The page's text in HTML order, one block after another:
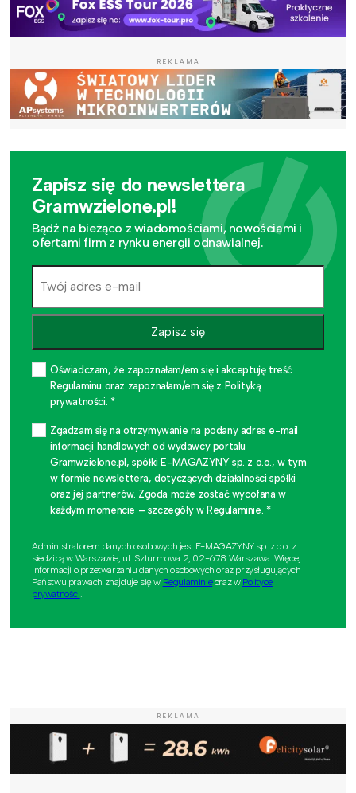
REKLAMA
Zapisz się do newslettera
Gramwzielone.pl!
Bądź na bieżąco z wiadomościami, nowościami i
ofertami firm z rynku energii odnawialnej.
Zapisz się
Oświadczam, że zapoznałam/em się i akceptuję treść
Regulaminu oraz zapoznałam/em się z Polityką
prywatności. *
Zgadzam się na otrzymywanie na podany adres e-mail
informacji handlowych od wydawcy portalu
Gramwzielone.pl, spółki E-MAGAZYNY sp. z o.o., w tym
w formie newslettera, dotyczących działalności spółki
oraz jej partnerów. Zgoda może zostać wycofana w
każdym momencie – szczegóły w Regulaminie. *
Administratorem danych osobowych jest E-MAGAZYNY sp. z o.o. z
siedzibą w Warszawie, ul. Szturmowa 2, 02-678 Warszawa. Więcej
informacji o przetwarzaniu danych osobowych oraz przysługujących
Państwu prawach znajduje się w Regulaminieoraz w Polityce
prywatności.
REKLAMA